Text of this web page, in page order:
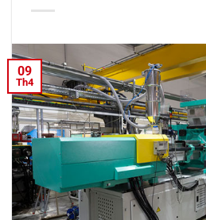
09
Th4